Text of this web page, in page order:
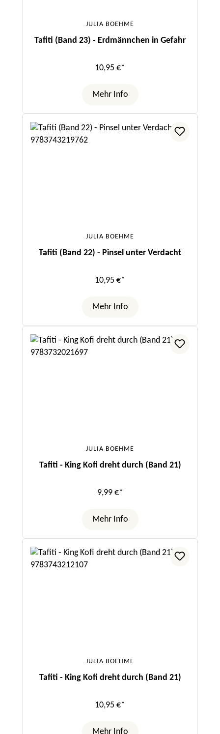
JULIA BOEHME
Tafiti (Band 23) - Erdmännchen in Gefahr
10,95 €*
Mehr Info
JULIA BOEHME
Tafiti (Band 22) - Pinsel unter Verdacht
10,95 €*
Mehr Info
JULIA BOEHME
Tafiti - King Kofi dreht durch (Band 21)
9,99 €*
Mehr Info
JULIA BOEHME
Tafiti - King Kofi dreht durch (Band 21)
10,95 €*
Mehr Info